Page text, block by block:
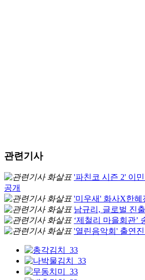
관련기사
'파친코 시즌 2' 이
공개
'미우새' 화사X한혜
남규리, 글로벌 진
‘제철리 마을회관’
'열린음악회' 출연